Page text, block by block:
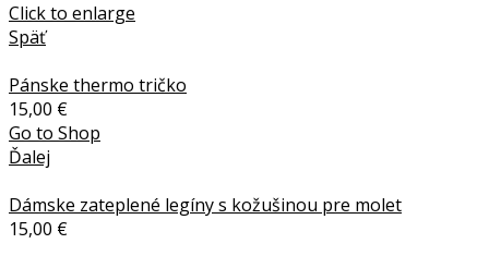
Click to enlarge
Späť
Pánske thermo tričko
15,00 €
Go to Shop
Ďalej
Dámske zateplené legíny s kožušinou pre molet
15,00 €